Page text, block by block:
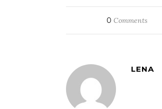
0 Comments
LENA